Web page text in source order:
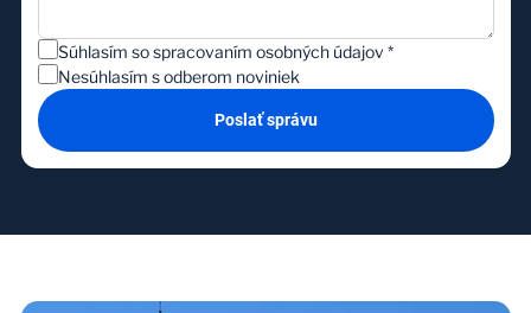
Súhlasím so spracovaním osobných údajov *
Nesúhlasím s odberom noviniek
Poslať správu